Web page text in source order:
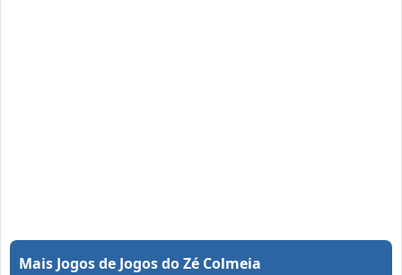
Mais Jogos de Jogos do Zé Colmeia